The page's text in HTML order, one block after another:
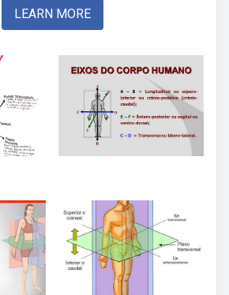
LEARN MORE